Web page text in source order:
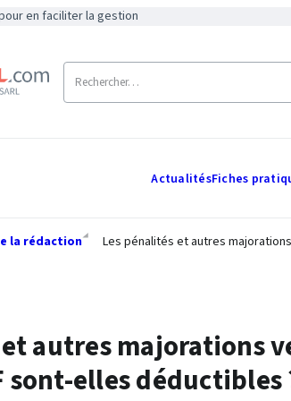
en faciliter la gestion
ActualitésFiches
la rédaction Les pénalités et autres
autres majorations
sont-elles déductibles